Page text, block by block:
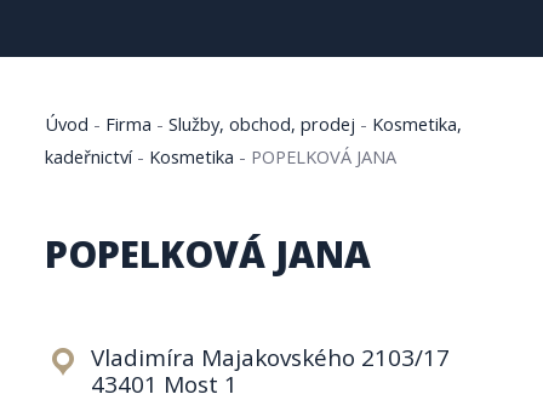
Úvod - Firma -Služby, obchod, prodej - Kosmetika,
kadeřnictví- Kosmetika - POPELKOVÁ JANA
POPELKOVÁ JANA
Vladimíra Majakovského 2103/17
43401 Most 1